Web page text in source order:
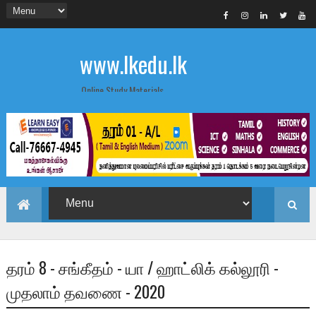
www.lkedu.lk
Online Study Materials
தரம் 8 - சங்கீதம் - யா / ஹாட்லிக் கல்லூரி -
முதலாம் தவணை - 2020